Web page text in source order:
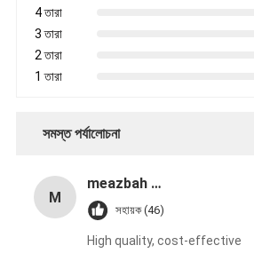
4 তারা
3 তারা
2 তারা
1 তারা
সমস্ত পর্যালোচনা
M
meazbah me
সহায়ক (46)
High quality, cost-effective